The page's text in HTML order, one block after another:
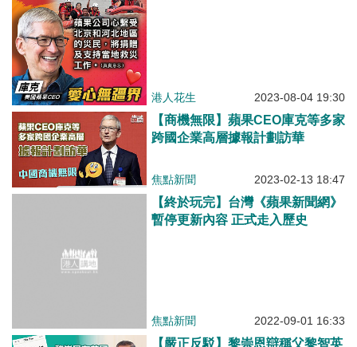
港人花生 2023-08-04 19:30
【商機無限】蘋果CEO庫克等​​多家
跨國企業高層據報計劃訪華
焦點新聞 2023-02-13 18:47
【終於玩完】台灣《蘋果新聞網》
暫停更新內容 正式走入歷史
焦點新聞 2022-09-01 16:33
【嚴正反駁】黎崇恩辯稱父黎智英